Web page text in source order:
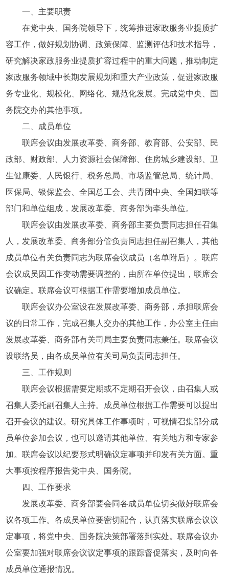
一、主要职责
在党中央、国务院领导下，统筹推进家政服务业提质扩
容工作，做好规划协调、政策保障、监测评估和技术指导，
研究解决家政服务业提质扩容过程中的重大问题，推动制定
家政服务领域中长期发展规划和重大产业政策，促进家政服
务专业化、规模化、网络化、规范化发展。完成党中央、国
务院交办的其他事项。
二、成员单位
联席会议由发展改革委、商务部、教育部、公安部、民
政部、财政部、人力资源社会保障部、住房城乡建设部、卫
生健康委、人民银行、税务总局、市场监管总局、统计局、
医保局、银保监会、全国总工会、共青团中央、全国妇联等
部门和单位组成，发展改革委、商务部为牵头单位。
联席会议由发展改革委、商务部主要负责同志担任召集
人，发展改革委、商务部分管负责同志担任副召集人，其他
成员单位有关负责同志为联席会议成员（名单附后）。联席
会议成员因工作变动需要调整的，由所在单位提出，联席会
议确定。联席会议可根据工作需要增加成员单位。
联席会议办公室设在发展改革委、商务部，承担联席会
议的日常工作，完成召集人交办的其他工作，办公室主任由
发展改革委、商务部有关司局主要负责同志兼任。联席会议
设联络员，由各成员单位有关司局负责同志担任。
三、工作规则
联席会议根据需要定期或不定期召开会议，由召集人或
召集人委托副召集人主持。成员单位根据工作需要可以提出
召开会议的建议。研究具体工作事项时，可视情召集部分成
员单位参加会议，也可以邀请其他单位、有关地方和专家参
加。联席会议以纪要形式明确议定事项并印发有关方面。重
大事项按程序报告党中央、国务院。
四、工作要求
发展改革委、商务部要会同各成员单位切实做好联席会
议各项工作。各成员单位要密切配合，认真落实联席会议议
定事项，将党中央、国务院决策部署落到实处。联席会议办
公室要加强对联席会议议定事项的跟踪督促落实，及时向各
成员单位通报情况。